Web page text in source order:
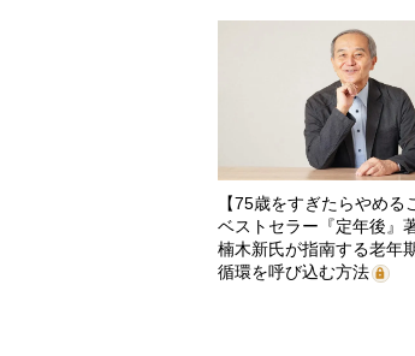
【75歳をすぎたらやめる
ベストセラー『定年後』
楠木新氏が指南する老年
循環を呼び込む方法